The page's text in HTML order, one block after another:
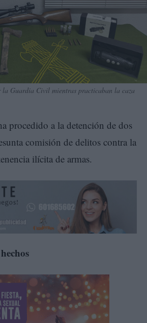
la Guardia Civil mientras practicaban la caza
procedido a la detención de dos
comisión de delitos contra la
ilícita de armas.